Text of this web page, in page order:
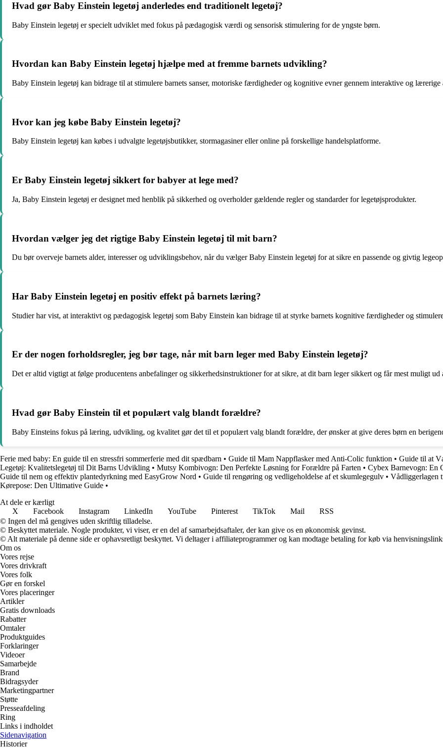
Hvad gør Baby Einstein legetøj anderledes end traditionelt legetøj?
Baby Einstein legetøj er specielt udviklet med fokus på pædagogisk værdi og sensorisk stimulering for de yngste børn.
Hvordan kan Baby Einstein legetøj hjælpe med at fremme barnets udvikling?
Baby Einstein legetøj kan bidrage til at stimulere barnets sanser, motoriske færdigheder og kognitive evner gennem interaktive og lærerige
Hvor kan jeg købe Baby Einstein legetøj?
Baby Einstein legetøj kan købes i udvalgte legetøjsbutikker, stormagasiner eller online på forskellige handelsplatforme.
Er Baby Einstein legetøj sikkert for babyer at lege med?
Ja, Baby Einstein legetøj er designet med henblik på sikkerhed og overholder gældende regler og standarder for legetøjsprodukter.
Hvordan vælger jeg det rigtige Baby Einstein legetøj til mit barn?
Du bør overveje barnets alder, interesser og udviklingsbehov, når du vælger Baby Einstein legetøj for at sikre en passende og givtig
Har Baby Einstein legetøj en positiv effekt på barnets læring?
Studier har vist, at interaktivt og pædagogisk legetøj som Baby Einstein kan bidrage til at styrke barnets kognitive færdigheder og
Er der nogen forholdsregler, jeg bør tage, når mit barn leger med Baby Einstein legetøj?
Det er altid vigtigt at følge producentens anbefalinger og sikkerhedsinstruktioner for at sikre, at dit barn leger sikkert og får mest muligt ud
Hvad gør Baby Einstein til et populært valg blandt forældre?
Baby Einsteins fokus på læring, udvikling, og kvalitet gør det til et populært valg blandt forældre, der ønsker at give deres børn en
Ferie med baby: En guide til en stressfri sommerferie med dit spædbarn • Guide til Mam Nappflasker med Anti-Colic funktion • Guide til at
Legetøj: Kvalitetslegetøj til Dit Barns Udvikling • Mutsy Kombivogn: Den Perfekte Løsning for Forældre på Farten • Cybex Barnevogn: En
Guide til nem og effektiv plantedyrkning med EasyGrow Nord • Guide til rengøring og vedligeholdelse af et skumlegegulv • Vådliggerlagen
Kørepose: Den Ultimative Guide •
At dele er kærligt
X
Facebook Instagram LinkedIn YouTube Pinterest TikTok Mail
RSS
© Ingen del må gengives uden skriftlig tilladelse.
© Beskyttet materiale. Nogle produkter, vi viser, er en del af samarbejdsaftaler, der kan give os en økonomisk gevinst.
© Alt materiale på denne side er ophavsretligt beskyttet. Vi deltager i affiliateprogrammer og kan modtage betaling for køb via
Om os
Vores rejse
Vores drivkraft
Vores folk
Gør en forskel
Vores placeringer
Artikler
Gratis downloads
Rabatter
Omtaler
Produktguides
Forklaringer
Videoer
Samarbejde
Brand
Bidragsyder
Marketingpartner
Støtte
Presseafdeling
Ring
Links i indholdet
Sidenavigation
Historier